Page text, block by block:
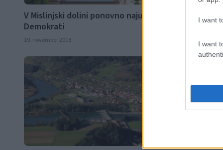
I want
I want
V Mislinjski dolini ponovno najuspešnejši Socialni
Demokrati
19. november 2018